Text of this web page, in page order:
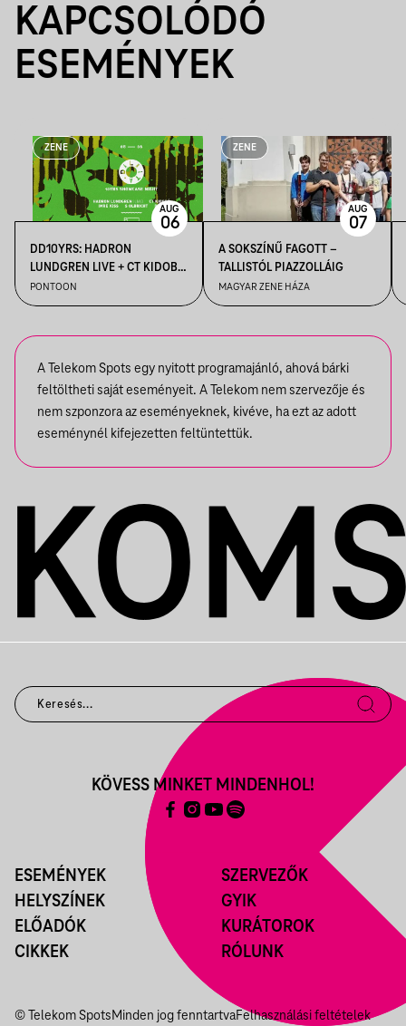
KAPCSOLÓDÓ
ESEMÉNYEK
ZENE
DD10YRS: HADRON
LUNDGREN LIVE + CT KIDOBÓ
+ IMRE KISS + S OLBRICHT +
DDSS
PONTOON
AUG
06
ZENE
A SOKSZÍNŰ FAGOTT –
TALLISTÓL PIAZZOLLÁIG
MAGYAR ZENE HÁZA
AUG
07
A Telekom Spots egy nyitott programajánló, ahová bárki
feltöltheti saját eseményeit. A Telekom nem szervezője és
nem szponzora az eseményeknek, kivéve, ha ezt az adott
eseménynél kifejezetten feltüntettük.
ESEMÉNYEK
HELYSZÍNEK
ELŐADÓK
CIKKEK
SZERVEZŐK
GYIK
KURÁTOROK
RÓLUNK
KÖVESS MINKET MINDENHOL!
© Telekom SpotsMinden jog fenntartvaFelhasználási feltételek